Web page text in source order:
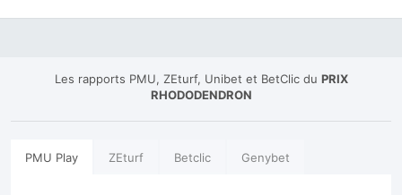
Les rapports PMU, ZEturf, Unibet et BetClic du PRIX
RHODODENDRON
PMU Play ZEturf Betclic Genybet